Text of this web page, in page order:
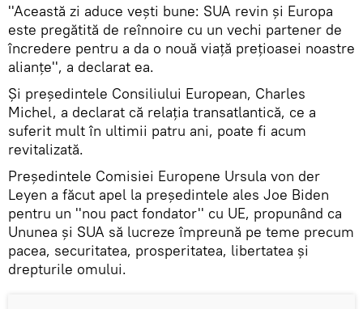
''Această zi aduce veşti bune: SUA revin şi Europa
este pregătită de reînnoire cu un vechi partener de
încredere pentru a da o nouă viaţă preţioasei noastre
alianţe'', a declarat ea.
Și preşedintele Consiliului European, Charles
Michel, a declarat că relaţia transatlantică, ce a
suferit mult în ultimii patru ani, poate fi acum
revitalizată.
Președintele Comisiei Europene Ursula von der
Leyen a făcut apel la președintele ales Joe Biden
pentru un ''nou pact fondator'' cu UE, propunând ca
Ununea și SUA să lucreze împreună pe teme precum
pacea, securitatea, prosperitatea, libertatea şi
drepturile omului.